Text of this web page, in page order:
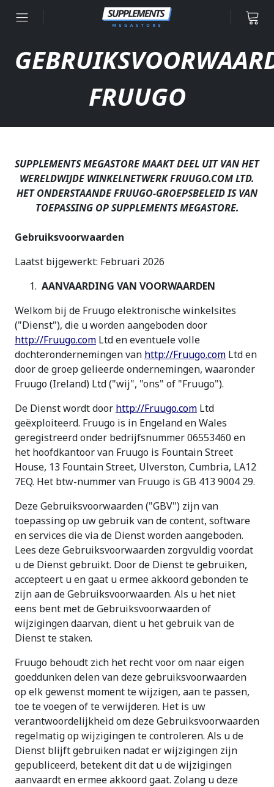
Ga naar inhoud
FRUUGO
SUPPLEMENTS MEGASTORE MAAKT DEEL UIT VAN HET
WERELDWIJDE WINKELNETWERK FRUUGO.COM LTD.
HET ONDERSTAANDE FRUUGO-GROEPSBELEID IS VAN
TOEPASSING OP SUPPLEMENTS MEGASTORE.
Gebruiksvoorwaarden
Laatst bijgewerkt: Februari 2026
AANVAARDING VAN VOORWAARDEN
Welkom bij de Fruugo elektronische winkelsites
("Dienst"), die u worden aangeboden door
http://Fruugo.com Ltd en eventuele volle
dochterondernemingen van http://Fruugo.com Ltd en
door de groep gelieerde ondernemingen, waaronder
Fruugo (Ireland) Ltd ("wij", "ons" of "Fruugo").
De Dienst wordt door http://Fruugo.com Ltd
geëxploiteerd. Fruugo is in Engeland en Wales
geregistreerd onder bedrijfsnummer 06553460 en
het hoofdkantoor van Fruugo is Fountain Street
House, 13 Fountain Street, Ulverston, Cumbria, LA12
7EQ. Het btw-nummer van Fruugo is GB 413 9004 29.
Deze Gebruiksvoorwaarden ("GBV") zijn van
toepassing op uw gebruik van de content, software
en services die via de Dienst worden aangeboden.
Lees deze Gebruiksvoorwaarden zorgvuldig voordat
u de Dienst gebruikt. Door de Dienst te gebruiken,
accepteert u en gaat u ermee akkoord gebonden te
zijn aan de Gebruiksvoorwaarden. Als u het niet
eens bent met de Gebruiksvoorwaarden of
wijzigingen daarvan, dient u het gebruik van de
Dienst te staken.
Fruugo behoudt zich het recht voor om naar eigen
goeddunken delen van deze gebruiksvoorwaarden
op elk gewenst moment te wijzigen, aan te passen,
toe te voegen of te verwijderen. Het is uw
verantwoordelijkheid om deze Gebruiksvoorwaarden
regelmatig op wijzigingen te controleren. Als u de
Dienst blijft gebruiken nadat er wijzigingen zijn
gepubliceerd, betekent dit dat u de wijzigingen
aanvaardt en ermee akkoord gaat. Zolang u deze